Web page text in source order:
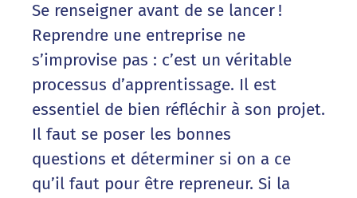
Se renseigner avant de se lancer !
Reprendre une entreprise ne
s’improvise pas : c’est un véritable
processus d’apprentissage. Il est
essentiel de bien réfléchir à son projet.
Il faut se poser les bonnes
questions et déterminer si on a ce
qu’il faut pour être repreneur. Si la